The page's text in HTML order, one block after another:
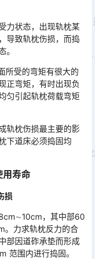
力状态，出现轨枕某
导致轨枕伤损，而捣
。
所受的弯矩有很大的
正弯矩，有时出现负
匀引起轨枕荷载弯矩
轨枕伤损最主要的影
下道床必须捣固均
用寿命
损
，其中部60
。力求轨枕反力的合
部因道砟承垫而形成
范围内进行捣固。󠅅󠅃󠄵󠅂󠄪󠇖󠆨󠆨󠇕󠆞󠆒󠅬󠇘󠆭󠆘󠇙󠆝󠅵󠇗󠆭󠆁󠄐󠇗󠅹󠅸󠇖󠆍󠅳󠇖󠅹󠅰󠇖󠆌󠅹